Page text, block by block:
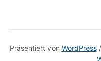
Präsentiert von WordPress/